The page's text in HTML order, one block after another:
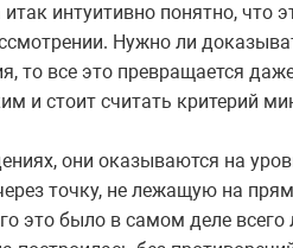
интуитивно понятно, что
Нужно ли
то все это превращается
и стоит считать критерий
они оказываются на
точку, не лежащую на
это было в самом деле